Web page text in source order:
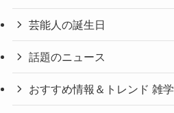
芸能人の誕生日
話題のニュース
おすすめ情報＆トレンド 雑学